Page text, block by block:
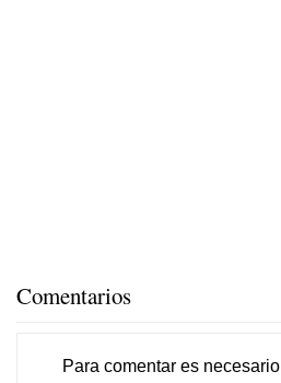
Comentarios
Para comentar es necesario